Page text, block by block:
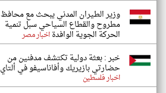
وزير الطيران المدني يبحث مع محافظ
مطروح والقطاع السياحي سبل تنمية
الحركة الجوية الوافدةاخبار مصر
خبر : بعثة دولية تكتشف مدفنين من
حضارتي بازيريك وأفاناسيفو في ألتاي
اخبار فلسطين